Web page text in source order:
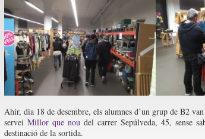
Ahir, dia 18 de desembre, els alumnes d’un grup de B2
servei Millor que noudel carrer Sepúlveda, 45, sense
destinació de la sortida.